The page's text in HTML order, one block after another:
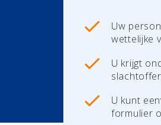
Uw
wettelijke
U krijgt
U kunt
formulier